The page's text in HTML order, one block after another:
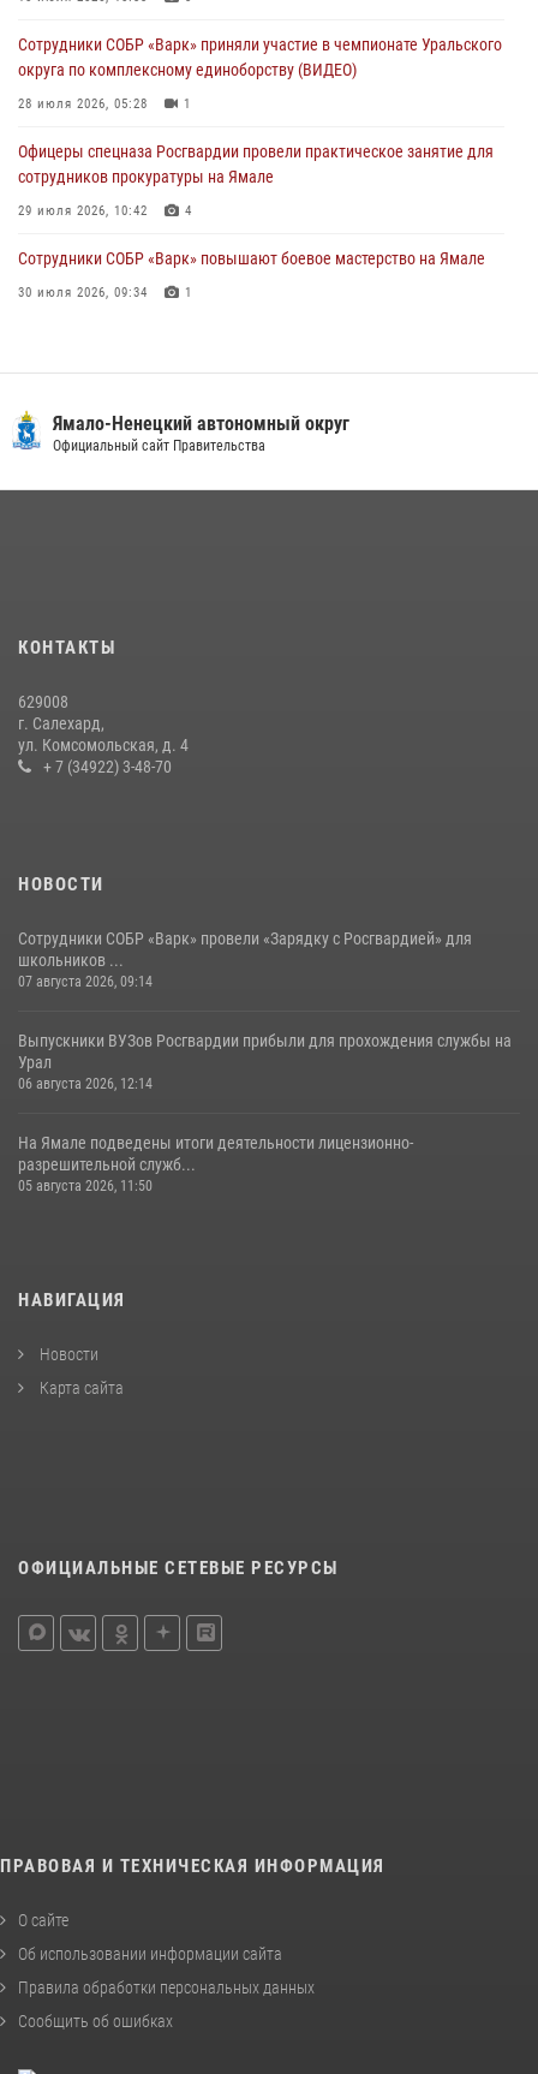
Офицеры спецназа Росгвардии провели практическое занятие для
сотрудников прокуратуры на Ямале
29 июля 2026, 10:42 4
Сотрудники СОБР «Варк» приняли участие в чемпионате Уральского
округа по комплексному единоборству (ВИДЕО)
28 июля 2026, 05:28 1
Офицеры спецназа Росгвардии провели практическое занятие для
сотрудников прокуратуры на Ямале
29 июля 2026, 10:42 4
Сотрудники СОБР «Варк» повышают боевое мастерство на Ямале
30 июля 2026, 09:34 1
18 июля 2026, 09:36 3
«Росгвардия. Вехи истории»: войска правопорядка на охране
стратегических объектов поверженной Германии (видео)
бандитско-националистического подполья (видео)
20 июля 2026, 09:03
Ямало-Ненецкий автономный округ
Официальный сайт Правительства
КОНТАКТЫ
629008
г. Салехард,
ул. Комсомольская, д. 4
+ 7 (34922) 3-48-70
НОВОСТИ
Сотрудники СОБР «Варк» провели «Зарядку с Росгвардией» для
школьников ...
07 августа 2026, 09:14
Выпускники ВУЗов Росгвардии прибыли для прохождения службы на
Урал
06 августа 2026, 12:14
На Ямале подведены итоги деятельности лицензионно-
разрешительной служб...
05 августа 2026, 11:50
НАВИГАЦИЯ
Новости
Карта сайта
ОФИЦИАЛЬНЫЕ СЕТЕВЫЕ РЕСУРСЫ
ПРАВОВАЯ И ТЕХНИЧЕСКАЯ ИНФОРМАЦИЯ
О сайте
Об использовании информации сайта
Правила обработки персональных данных
Сообщить об ошибках